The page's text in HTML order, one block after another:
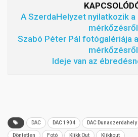
A SzerdaHelyzet nyilatkozik a
mérkőzésről
Szabó Péter Pál fotógalériája
mérkőzésről
Ideje van az
DAC DAC 1904 DAC Dunaszerdahely
Döntetlen Fotó Klikk Out Klikkout